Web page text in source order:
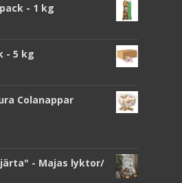
- 1 kg
- 5 kg
Colanappar
- Majas lyktor/